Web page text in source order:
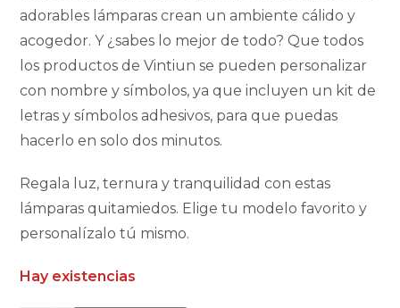
adorables lámparas crean un ambiente cálido y
acogedor. Y ¿sabes lo mejor de todo? Que todos
los productos de Vintiun se pueden personalizar
con nombre y símbolos, ya que incluyen un kit de
letras y símbolos adhesivos, para que puedas
hacerlo en solo dos minutos.
Regala luz, ternura y tranquilidad con estas
lámparas quitamiedos. Elige tu modelo favorito y
personalízalo tú mismo.
Hay existencias